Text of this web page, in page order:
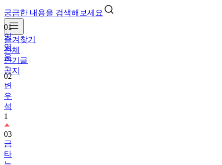
궁금한 내용을 검색해보세요
즐겨찾기
전체
인기글
공지
01
임
영
웅
02
변
우
석
1
03
금
타